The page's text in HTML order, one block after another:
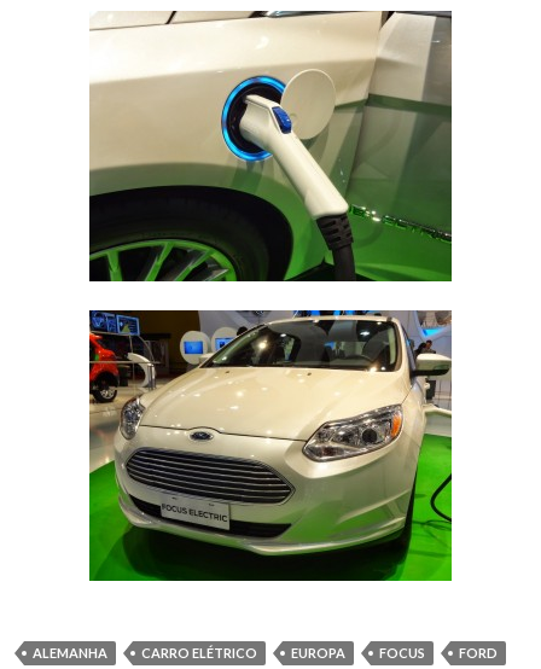
ALEMANHA CARRO ELÉTRICO EUROPA FOCUS FORD